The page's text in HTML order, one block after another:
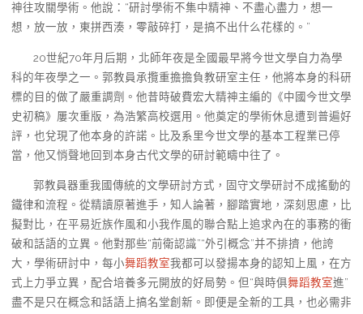
神往攻關學術。他說：“研討學術不集中精神、不盡心盡力，想一
想，放一放，東拼西湊，零敲碎打，是搞不出什么花樣的。”
20世紀70年月后期，北師年夜是全國最早將今世文學自力為學
科的年夜學之一。郭教員承攬重擔擔負教研室主任，他將本身的科研
標的目的做了嚴重調劑。他昔時破費宏大精神主編的《中國今世文學
史初稿》屢次重版，為浩繁高校選用。他奠定的學術休息遭到普遍好
評，也兌現了他本身的許諾。比及系里今世文學的基本工程業已停
當，他又悄聲地回到本身古代文學的研討範疇中往了。
郭教員器重我國傳統的文學研討方式，固守文學研討不成搖動的
鐵律和流程。從精讀原著進手，知人論著，腳踏實地，深刻思慮，比
擬對比，在平易近族作風和小我作風的聯合點上追求內在的事務的衝
破和話語的立異。他對那些“前衛認識”“外引概念”并不排擠，他誇
大，學術研討中，每小舞蹈教室我都可以發揚本身的認知上風，在方
式上力爭立異，配合培養多元開放的好局勢。但“與時俱舞蹈教室進”
盡不是只在概念和話語上搞名堂創新。即便是全新的工具，也必需非